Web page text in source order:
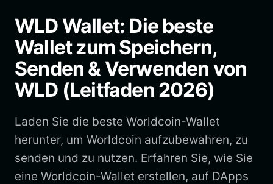
Bahasa Indonesia
ภาษาไทย
हिन्दी
Español
Português (Brasil)
WLD Wallet: Die beste
Wallet zum Speichern,
Senden & Verwenden von
WLD (Leitfaden 2026)
Laden Sie die beste Worldcoin-Wallet
herunter, um Worldcoin aufzubewahren, zu
senden und zu nutzen. Erfahren Sie, wie Sie
eine Worldcoin-Wallet erstellen, auf DApps